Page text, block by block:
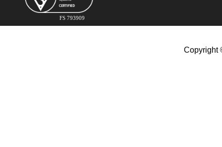
FS 793909
Copyright